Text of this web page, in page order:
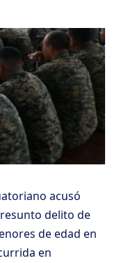
acusó
delito de
de edad en
en